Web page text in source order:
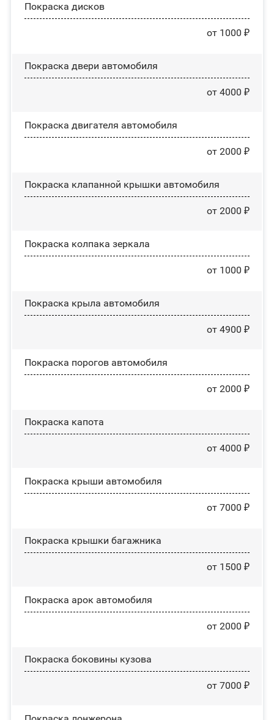
Покраска дисков
от 1000 ₽
Покраска двери автомобиля
от 4000 ₽
Покраска двигателя автомобиля
от 2000 ₽
Покраска клапанной крышки автомобиля
от 2000 ₽
Покраска колпака зеркала
от 1000 ₽
Покраска крыла автомобиля
от 4900 ₽
Покраска порогов автомобиля
от 2000 ₽
Покраска капота
от 4000 ₽
Покраска крыши автомобиля
от 7000 ₽
Покраска крышки багажника
от 1500 ₽
Покраска арок автомобиля
от 2000 ₽
Покраска боковины кузова
от 7000 ₽